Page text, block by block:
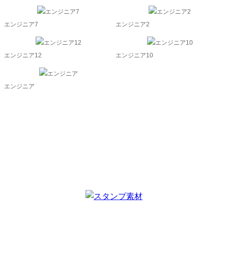
エンジニア7 エンジニア2
エンジニア12 エンジニア10
エンジニア